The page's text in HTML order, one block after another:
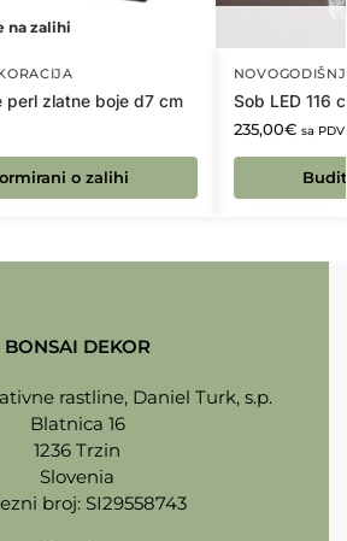
na zalihi
zlatne boje d7 cm
o zalihi
Sob LED 116
235,00€ sa PDV
BONSAI DEKOR
rastline, Daniel Turk, s.p.
Blatnica 16
1236 Trzin
Slovenia
broj: SI29558743